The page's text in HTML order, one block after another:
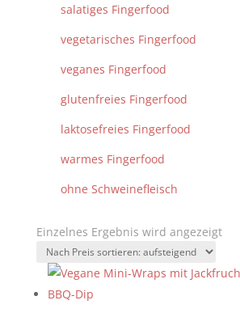
salatiges Fingerfood
vegetarisches Fingerfood
veganes Fingerfood
glutenfreies Fingerfood
laktosefreies Fingerfood
warmes Fingerfood
ohne Schweinefleisch
Einzelnes Ergebnis wird angezeigt